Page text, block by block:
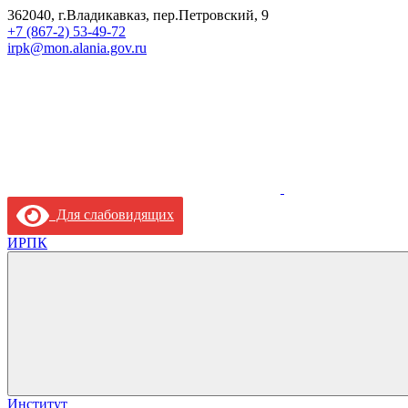
362040, г.Владикавказ, пер.Петровский, 9
+7 (867-2) 53-49-72
irpk@mon.alania.gov.ru
Для слабовидящих
ИРПК
Институт